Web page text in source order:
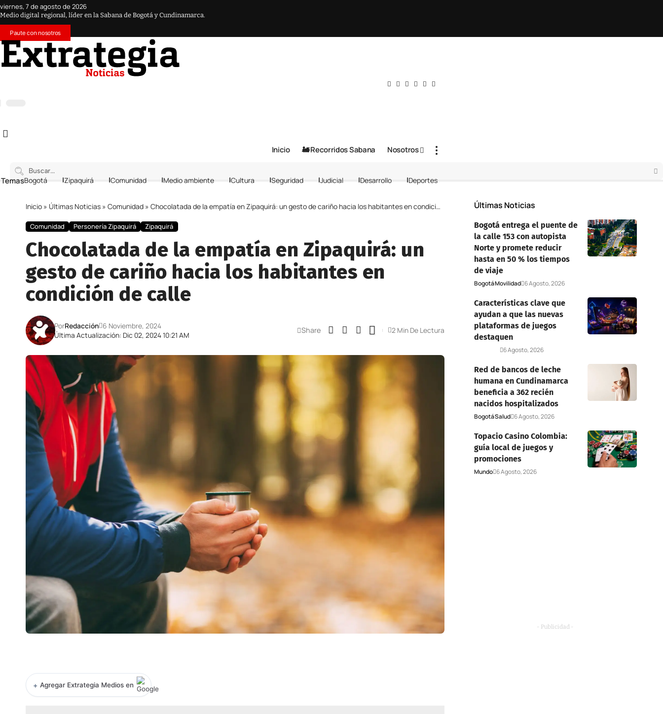
viernes, 7 de agosto de 2026
Medio digital regional, líder en la Sabana de Bogotá y Cundinamarca.
Paute con nosotros
Inicio 🚂 Recorridos Sabana Nosotros
Bogotá Zipaquirá Comunidad Medio ambiente Cultura Seguridad Judicial Desarrollo Deportes
Inicio » Últimas Noticias » Comunidad » Chocolatada de la empatía en Zipaquirá: un gesto de cariño hacia los habitantes en condición de calle
Comunidad Personería Zipaquirá Zipaquirá
Chocolatada de la empatía en Zipaquirá: un
gesto de cariño hacia los habitantes en
condición de calle
Última Actualización: Dic 02, 2024 10:21 AM
PorRedacción 6 Noviembre, 2024 Share 2 Min De Lectura
+ Agregar Extrategia Medios en
Últimas Noticias
Bogotá entrega el puente de
la calle 153 con autopista
Norte y promete reducir
hasta en 50 % los tiempos
de viaje
BogotáMovilidad 6 Agosto, 2026
Características clave que
ayudan a que las nuevas
plataformas de juegos
destaquen
6 Agosto, 2026
Red de bancos de leche
humana en Cundinamarca
beneficia a 362 recién
nacidos hospitalizados
BogotáSalud 6 Agosto, 2026
Topacio Casino Colombia:
guía local de juegos y
promociones
Mundo 6 Agosto, 2026
- Publicidad -